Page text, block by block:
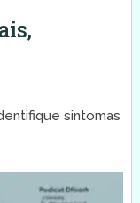
sintomas